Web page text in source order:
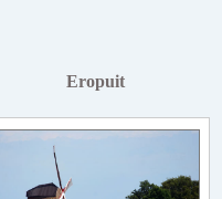
Eropuit